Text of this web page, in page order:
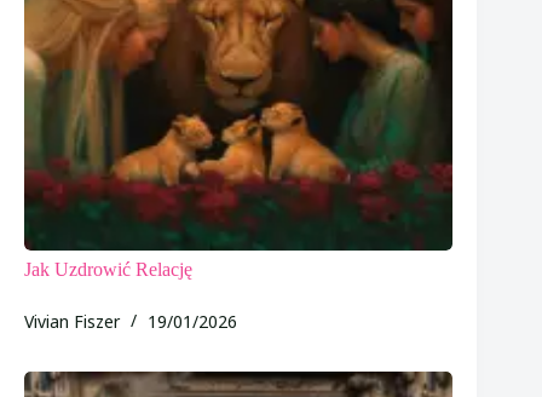
Jak Uzdrowić Relację
Vivian Fiszer 19/01/2026